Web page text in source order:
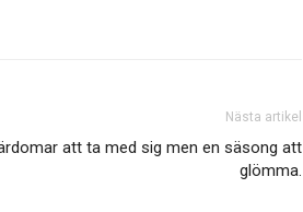
Nästa artikel
att ta med sig men en säsong att
glömma.